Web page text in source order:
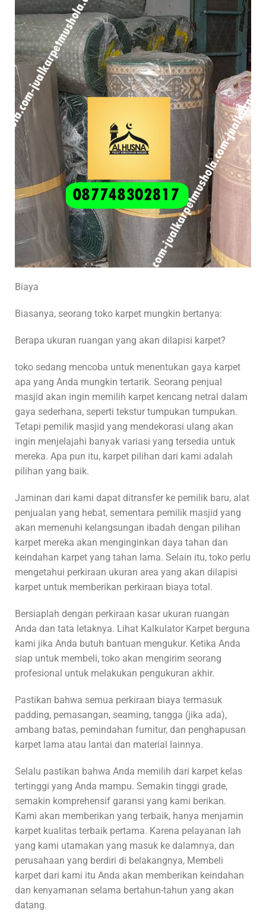
Biaya
Biasanya, seorang toko karpet mungkin bertanya:
Berapa ukuran ruangan yang akan dilapisi karpet?
toko sedang mencoba untuk menentukan gaya karpet
apa yang Anda mungkin tertarik. Seorang penjual
masjid akan ingin memilih karpet kencang netral dalam
gaya sederhana, seperti tekstur tumpukan tumpukan.
Tetapi pemilik masjid yang mendekorasi ulang akan
ingin menjelajahi banyak variasi yang tersedia untuk
mereka. Apa pun itu, karpet pilihan dari kami adalah
pilihan yang baik.
Jaminan dari kami dapat ditransfer ke pemilik baru, alat
penjualan yang hebat, sementara pemilik masjid yang
akan memenuhi kelangsungan ibadah dengan pilihan
karpet mereka akan menginginkan daya tahan dan
keindahan karpet yang tahan lama. Selain itu, toko perlu
mengetahui perkiraan ukuran area yang akan dilapisi
karpet untuk memberikan perkiraan biaya total.
Bersiaplah dengan perkiraan kasar ukuran ruangan
Anda dan tata letaknya. Lihat Kalkulator Karpet berguna
kami jika Anda butuh bantuan mengukur. Ketika Anda
siap untuk membeli, toko akan mengirim seorang
profesional untuk melakukan pengukuran akhir.
Pastikan bahwa semua perkiraan biaya termasuk
padding, pemasangan, seaming, tangga (jika ada),
ambang batas, pemindahan furnitur, dan penghapusan
karpet lama atau lantai dan material lainnya.
Selalu pastikan bahwa Anda memilih dari karpet kelas
tertinggi yang Anda mampu. Semakin tinggi grade,
semakin komprehensif garansi yang kami berikan.
Kami akan memberikan yang terbaik, hanya menjamin
karpet kualitas terbaik pertama. Karena pelayanan lah
yang kami utamakan yang masuk ke dalamnya, dan
perusahaan yang berdiri di belakangnya, Membeli
karpet dari kami itu Anda akan memberikan keindahan
dan kenyamanan selama bertahun-tahun yang akan
datang.